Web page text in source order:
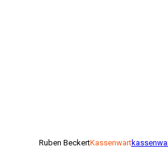
Ruben BeckertKassenwart